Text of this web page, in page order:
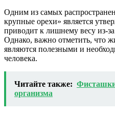
Одним из самых
крупные орехи» является
приводит к лишнему весу из-
Однако, важно отметить, что
являются полезными и
человека.
Читайте также:
организма